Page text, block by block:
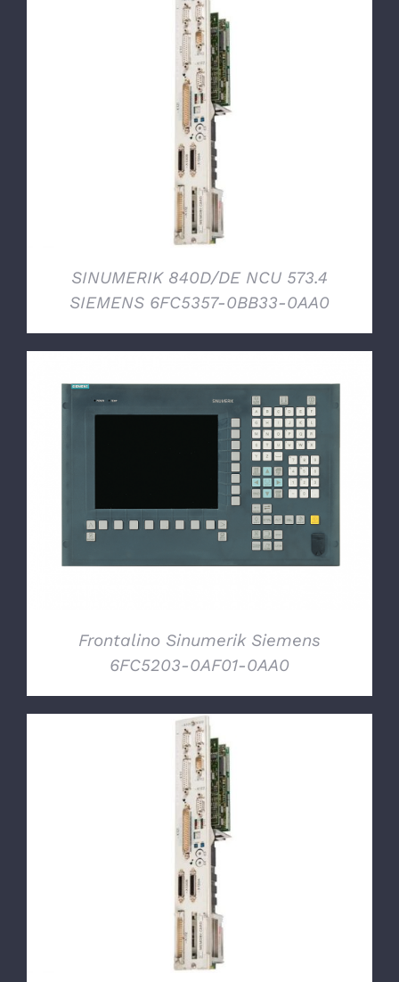
DETTAGLI
SINUMERIK 840D/DE NCU 573.4
SIEMENS 6FC5357-0BB33-0AA0
DETTAGLI
Frontalino Sinumerik Siemens
6FC5203-0AF01-0AA0
DETTAGLI